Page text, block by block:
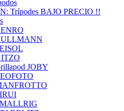
Trípodes BAJO PRECIO !!
JOBY